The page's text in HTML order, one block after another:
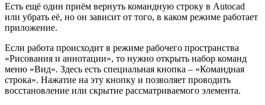
Есть ещё один приём вернуть командную строку в Autocad
или убрать её, но он зависит от того, в каком режиме работает
приложение.
Если работа происходит в режиме рабочего пространства
«Рисования и аннотации», то нужно открыть набор команд
меню «Вид». Здесь есть специальная кнопка – «Командная
строка». Нажатие на эту кнопку и позволяет проводить
восстановление или скрытие рассматриваемого элемента.